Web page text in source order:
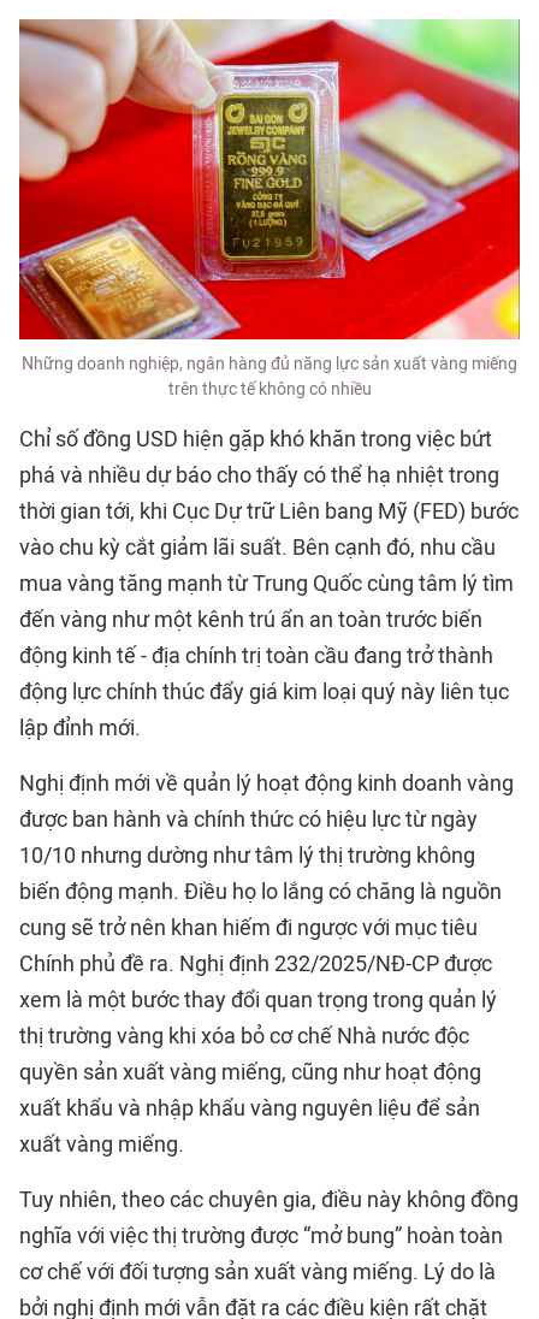
Những doanh nghiệp, ngân hàng đủ năng lực sản xuất vàng miếng
trên thực tế không có nhiều
Chỉ số đồng USD hiện gặp khó khăn trong việc bứt
phá và nhiều dự báo cho thấy có thể hạ nhiệt trong
thời gian tới, khi Cục Dự trữ Liên bang Mỹ (FED) bước
vào chu kỳ cắt giảm lãi suất. Bên cạnh đó, nhu cầu
mua vàng tăng mạnh từ Trung Quốc cùng tâm lý tìm
đến vàng như một kênh trú ẩn an toàn trước biến
động kinh tế - địa chính trị toàn cầu đang trở thành
động lực chính thúc đẩy giá kim loại quý này liên tục
lập đỉnh mới.
Nghị định mới về quản lý hoạt động kinh doanh vàng
được ban hành và chính thức có hiệu lực từ ngày
10/10 nhưng dường như tâm lý thị trường không
biến động mạnh. Điều họ lo lắng có chăng là nguồn
cung sẽ trở nên khan hiếm đi ngược với mục tiêu
Chính phủ đề ra. Nghị định 232/2025/NĐ-CP được
xem là một bước thay đổi quan trọng trong quản lý
thị trường vàng khi xóa bỏ cơ chế Nhà nước độc
quyền sản xuất vàng miếng, cũng như hoạt động
xuất khẩu và nhập khẩu vàng nguyên liệu để sản
xuất vàng miếng.
Tuy nhiên, theo các chuyên gia, điều này không đồng
nghĩa với việc thị trường được “mở bung” hoàn toàn
cơ chế với đối tượng sản xuất vàng miếng. Lý do là
bởi nghị định mới vẫn đặt ra các điều kiện rất chặt